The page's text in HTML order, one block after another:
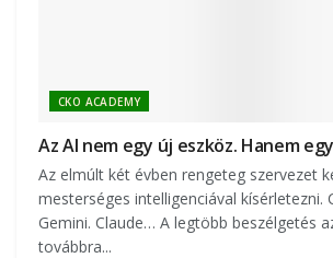
CKO ACADEMY
Az AI nem egy új eszköz. Hanem
Az elmúlt két évben rengeteg szervezet
mesterséges intelligenciával kísérletezni.
Gemini. Claude… A legtöbb beszélgetés
továbbra...